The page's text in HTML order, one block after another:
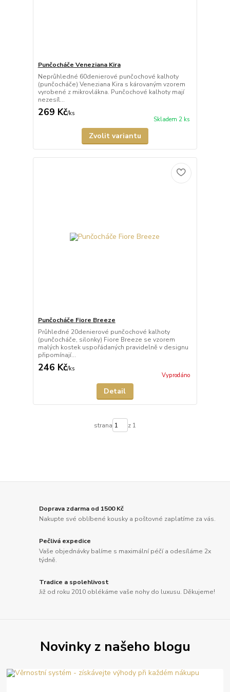
Punčocháče Veneziana Kira
Neprůhledné 60denierové punčochové kalhoty
(punčocháče) Veneziana Kira s károvaným vzorem
vyrobené z mikrovlákna. Punčochové kalhoty mají
nezesíl...
269 Kč/ks
Skladem 2 ks
Zvolit variantu
Punčocháče Fiore Breeze
Průhledné 20denierové punčochové kalhoty
(punčocháče, silonky) Fiore Breeze se vzorem
malých kostek uspořádaných pravidelně v designu
připomínají...
246 Kč/ks
Vyprodáno
Detail
strana z 1
Doprava zdarma od 1500 Kč
Nakupte své oblíbené kousky a poštovné zaplatíme za vás.
Pečlivá expedice
Vaše objednávky balíme s maximální péčí a odesíláme 2x
týdně.
Tradice a spolehlivost
Již od roku 2010 oblékáme vaše nohy do luxusu. Děkujeme!
Novinky z našeho blogu